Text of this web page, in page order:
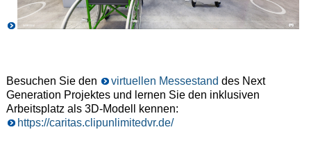
Besuchen Sie den virtuellen Messestand des Next
Generation Projektes und lernen Sie den inklusiven
Arbeitsplatz als 3D-Modell kennen:
https://caritas.clipunlimitedvr.de/